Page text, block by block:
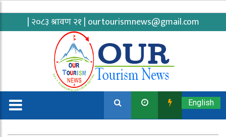
| २०८३ श्रावण २१ | ourtourismnews@gmail.com
English